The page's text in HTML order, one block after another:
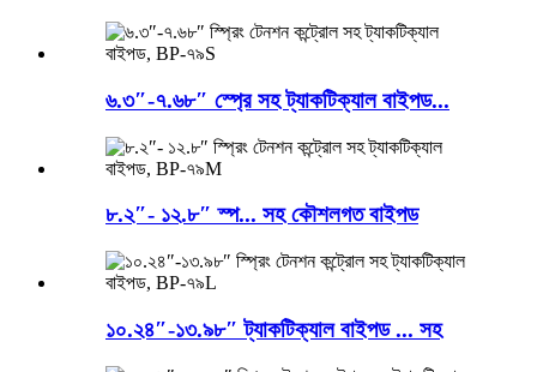
৬.৩″-৭.৬৮″ স্প্রে সহ ট্যাকটিক্যাল বাইপড...
৮.২″- ১২.৮″ স্প... সহ কৌশলগত বাইপড
১০.২৪″-১৩.৯৮″ ট্যাকটিক্যাল বাইপড ... সহ